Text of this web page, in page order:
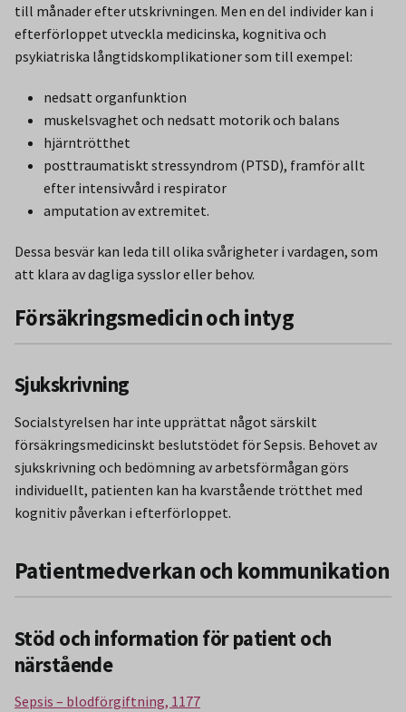
till månader efter utskrivningen. Men en del individer kan i
efterförloppet utveckla medicinska, kognitiva och
psykiatriska långtidskomplikationer som till exempel:
nedsatt organfunktion
muskelsvaghet och nedsatt motorik och balans
hjärntrötthet
posttraumatiskt stressyndrom (PTSD), framför allt
efter intensivvård i respirator
amputation av extremitet.
Dessa besvär kan leda till olika svårigheter i vardagen, som
att klara av dagliga sysslor eller behov.
Försäkringsmedicin och intyg
Sjukskrivning
Socialstyrelsen har inte upprättat något särskilt
försäkringsmedicinskt beslutstödet för Sepsis. Behovet av
sjukskrivning och bedömning av arbetsförmågan görs
individuellt, patienten kan ha kvarstående trötthet med
kognitiv påverkan i efterförloppet.
Patientmedverkan och kommunikation
Stöd och information för patient och
närstående
Sepsis – blodförgiftning, 1177